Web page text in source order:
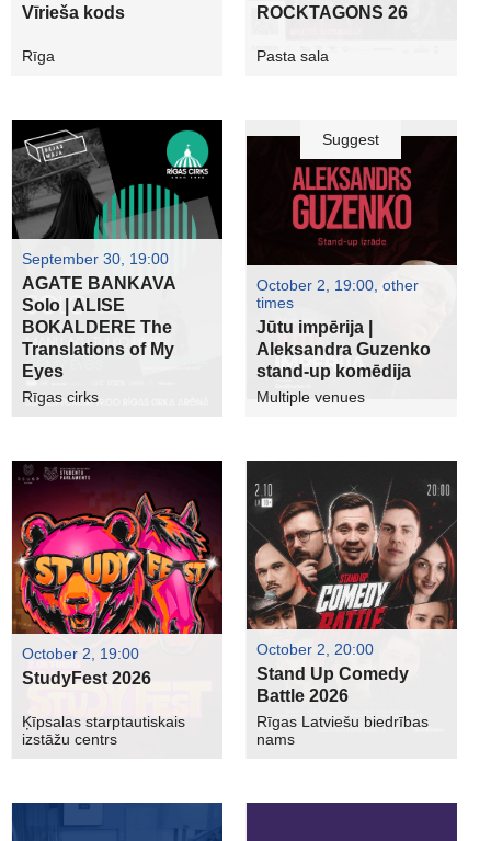
Vīrieša kods
Rīga
ROCKTAGONS 26
Pasta sala
September 30, 19:00
AGATE BANKAVA
Solo | ALISE
BOKALDERE The
Translations of My
Eyes
Rīgas cirks
Suggest
October 2, 19:00, other
times
Jūtu impērija |
Aleksandra Guzenko
stand-up komēdija
Multiple venues
October 2, 19:00
StudyFest 2026
Ķīpsalas starptautiskais
izstāžu centrs
October 2, 20:00
Stand Up Comedy
Battle 2026
Rīgas Latviešu biedrības
nams